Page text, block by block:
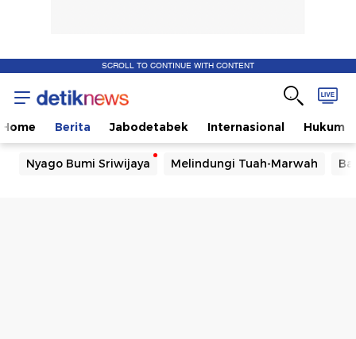
SCROLL TO CONTINUE WITH CONTENT
Home Berita Jabodetabek Internasional Hukum
Nyago Bumi Sriwijaya Melindungi Tuah-Marwah